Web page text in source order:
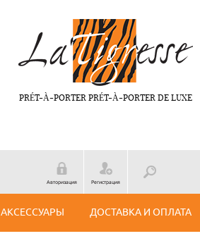
PRÉT-À-PORTER PRÉT-À-PORTER DE LUXE
Авторизация Регистрация
АКСЕССУАРЫ ДОСТАВКА И ОПЛАТА